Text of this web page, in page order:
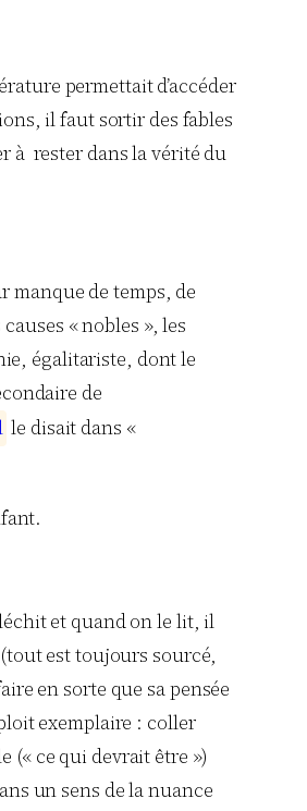
permettait d’accéder
il faut sortir des fables
à rester dans la vérité du
manque de temps, de
« nobles », les
égalitariste, dont le
de
le disait dans «
et quand on le lit, il
est toujours sourcé,
en sorte que sa pensée
exemplaire : coller
(« ce qui devrait être »)
un sens de la nuance